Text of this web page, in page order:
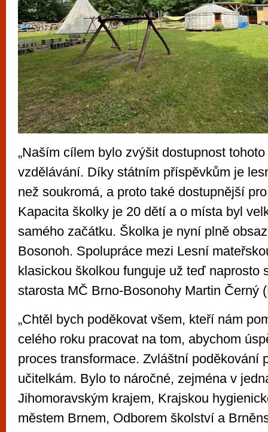
„Naším cílem bylo zvýšit dostupnost
vzdělávání. Díky státním příspěvkům je
než soukromá, a proto také dostupnější
Kapacita školky je 20 dětí a o místa byl
samého začátku. Školka je nyní plně
Bosonoh. Spolupráce mezi Lesní
klasickou školkou funguje už teď naprosto
starosta MČ Brno-Bosonohy Martin Černý
„Chtěl bych poděkovat všem, kteří nám
celého roku pracovat na tom, abychom
proces transformace. Zvláštní poděkování
učitelkám. Bylo to náročné, zejména v
Jihomoravským krajem, Krajskou
městem Brnem, Odborem školství a